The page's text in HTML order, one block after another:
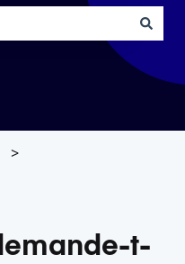
le champ de recherche
t-